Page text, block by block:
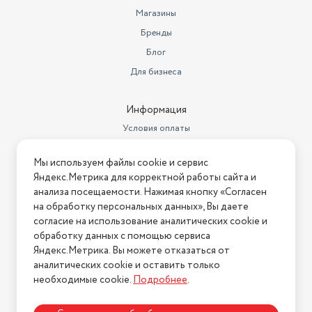
4.05
Магазины
Бренды
Блог
Для бизнеса
Информация
Условия оплаты
Условия возврата
Нашли ошибку на сайте? Напишите нам
2026 © Интернет-магазин "АстМаркет". У нас есть всё!
Политика конфиденциальности
Мы используем файлы cookie и сервис
Яндекс.Метрика для корректной работы сайта и
анализа посещаемости. Нажимая кнопку «Согласен
на обработку персональных данных», Вы даете
согласие на использование аналитических cookie и
обработку данных с помощью сервиса
Яндекс.Метрика. Вы можете отказаться от
аналитических cookie и оставить только
необходимые cookie.Подробнее.